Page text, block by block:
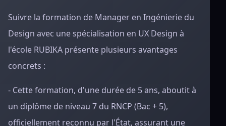
Suivre la formation de Manager en Ingénierie du
Design avec une spécialisation en UX Design à
l'école RUBIKA présente plusieurs avantages
concrets :
- Cette formation, d'une durée de 5 ans, aboutit à
un diplôme de niveau 7 du RNCP (Bac + 5),
officiellement reconnu par l'État, assurant une